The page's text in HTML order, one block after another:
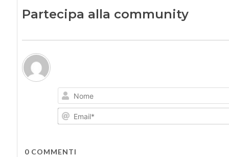
Partecipa alla community
0COMMENTI